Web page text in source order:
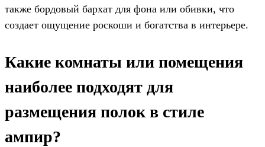
также бордовый бархат для фона или обивки, что
создает ощущение роскоши и богатства в интерьере.
Какие комнаты или помещения
наиболее подходят для
размещения полок в стиле
ампир?